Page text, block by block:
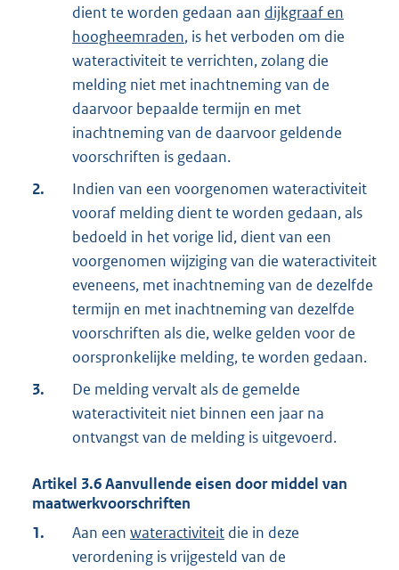
dient te worden gedaan aan dijkgraaf en
hoogheemraden, is het verboden om die
wateractiviteit te verrichten, zolang die
melding niet met inachtneming van de
daarvoor bepaalde termijn en met
inachtneming van de daarvoor geldende
voorschriften is gedaan.
2.
Indien van een voorgenomen wateractiviteit
vooraf melding dient te worden gedaan, als
bedoeld in het vorige lid, dient van een
voorgenomen wijziging van die wateractiviteit
eveneens, met inachtneming van de dezelfde
termijn en met inachtneming van dezelfde
voorschriften als die, welke gelden voor de
oorspronkelijke melding, te worden gedaan.
3.
De melding vervalt als de gemelde
wateractiviteit niet binnen een jaar na
ontvangst van de melding is uitgevoerd.
Artikel 3.6Aanvullende eisen door middel van
maatwerkvoorschriften
1.
Aan een wateractiviteit die in deze
verordening is vrijgesteld van de